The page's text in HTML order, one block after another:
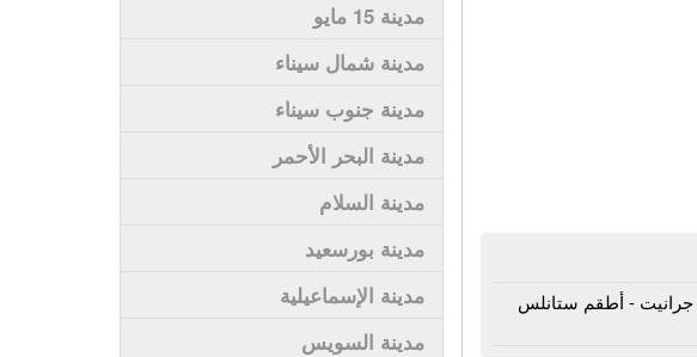
- أطقم ستانلس
مدينة 15 مايو
مدينة شمال سيناء
مدينة جنوب سيناء
مدينة البحر الأحمر
مدينة السلام
مدينة بورسعيد
مدينة الإسماعيلية
مدينة السويس